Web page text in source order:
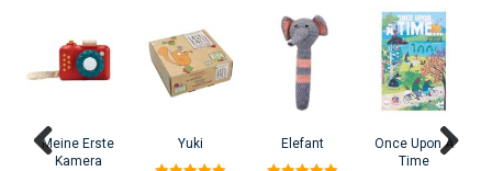
Meine Erste
Kamera
Yuki Elefant
Once Upon A
Time